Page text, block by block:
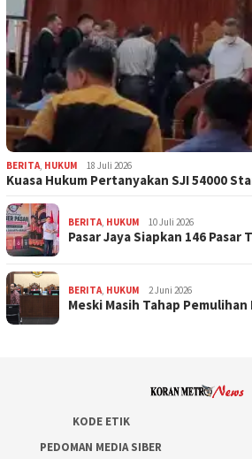
BERITA HUKUM 18 Juli 2026
Kuasa Hukum Pertanyakan SJI 54000
BERITA HUKUM 10 Juli 2026
Pasar Jaya Siapkan 146
BERITA HUKUM 2 Juni 2026
Meski Masih Tahap
KODE ETIK
PEDOMAN MEDIA SIBER